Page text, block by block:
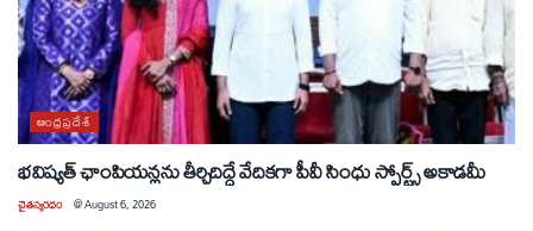
ఆంధ్రప్రదేశ్
భవిష్యత్ ఛాంపియన్లను తీర్చిదిద్దే వేదికగా పీవీ సింధు స్పోర్ట్స్ అకాడమీ
చైతన్యరధం @August 6, 2026